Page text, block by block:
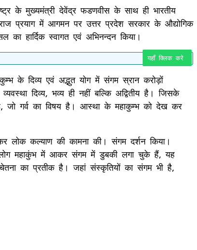
के मुख्यमंत्री देवेंद्र फडणवीस के साथ ही भारतीय
प्रयाग में आगमन पर उत्तर प्रदेश सरकार के औद्योगिक
हार्दिक स्वागत एवं अभिनन्दन किया।
यहाँ क्लिक करे
के दिव्य एवं अद्भुत योग में संगम स्रान करोड़ों
दिव्य, भव्य ही नहीं बल्कि अद्वितीय है। जिसके
है, जो गर्व का विषय है। आस्था के महाकुम्भ को देख कर
लोक कल्याण की कामना की। संगम दर्शन किया।
लोग महाकुंभ में आकर संगम में डुबकी लगा चुके हैं, यह
का प्रतीक है। जहां संस्कृतियों का संगम भी है,